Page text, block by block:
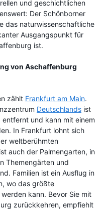
und geschichtlichen
Der Schönborner
das naturwissenschaftliche
Ausgangspunkt für
ist.
von Aschaffenburg
zählt Frankfurt am Main.
Deutschlands ist
und kann mit einem
In Frankfurt lohnt sich
weltberühmten
auch der Palmengarten, in
Themengärten und
Familien ist ein Ausflug in
wo das größte
kann. Bevor Sie mit
zurückkehren, empfiehlt